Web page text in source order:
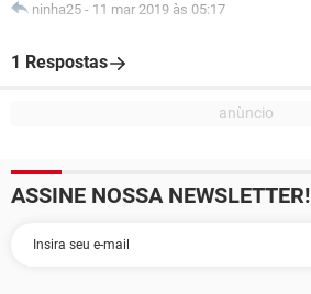
ninha25 - 11 mar 2019 às 05:17
1 Respostas
ASSINE NOSSA NEWSLETTER!